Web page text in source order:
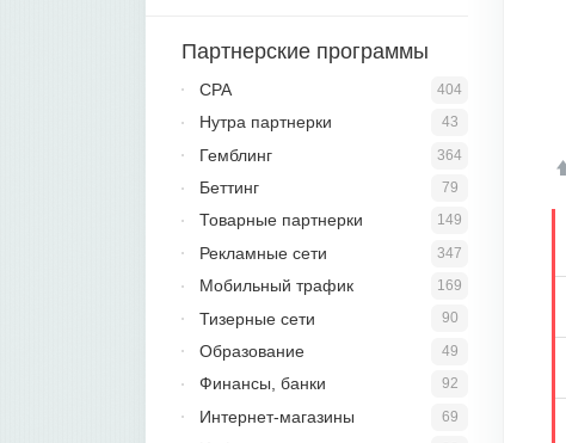
Партнерские программы
404
CPA
43
Нутра партнерки
364
Гемблинг
79
Беттинг
149
Товарные партнерки
347
Рекламные сети
169
Мобильный трафик
90
Тизерные сети
49
Образование
92
Финансы, банки
69
Интернет-магазины